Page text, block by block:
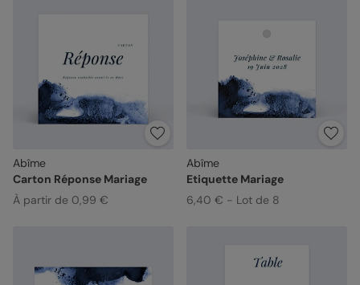
Abîme
Carton Réponse Mariage
À partir de 0,99 €
Abîme
Etiquette Mariage
6,40 € - Lot de 8